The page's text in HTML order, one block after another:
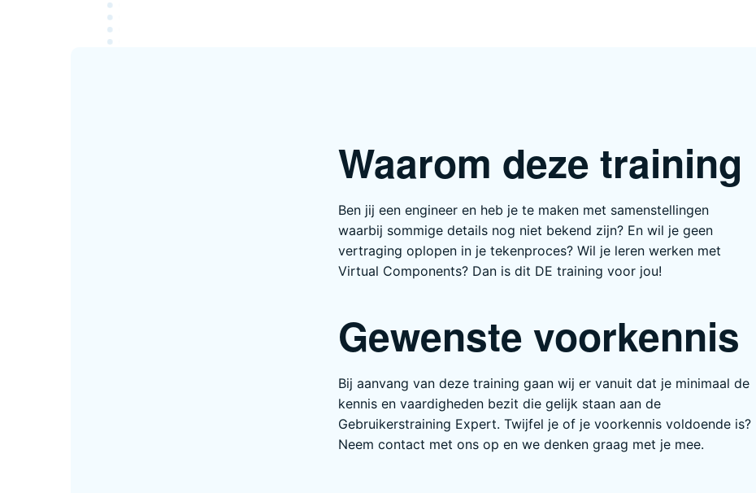
Waarom deze training
Ben jij een engineer en heb je te maken met samenstellingen
waarbij sommige details nog niet bekend zijn? En wil je geen
vertraging oplopen in je tekenproces? Wil je leren werken met
Virtual Components? Dan is dit DE training voor jou!
Gewenste voorkennis
Bij aanvang van deze training gaan wij er vanuit dat je minimaal de
kennis en vaardigheden bezit die gelijk staan aan de
Gebruikerstraining Expert. Twijfel je of je voorkennis voldoende is?
Neem contact met ons op en we denken graag met je mee.